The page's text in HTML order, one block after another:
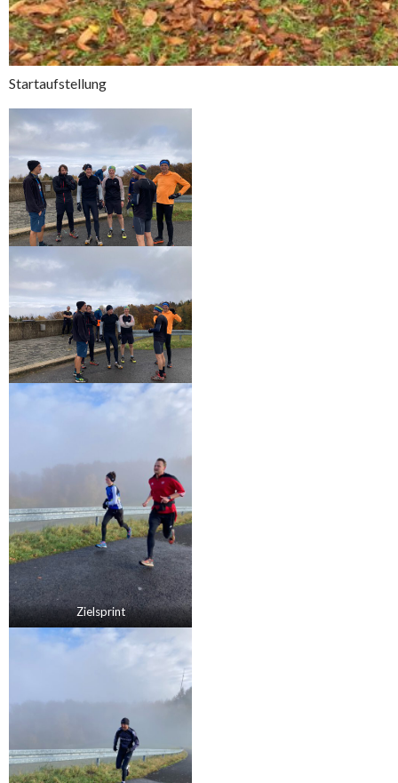
Startaufstellung
Zielsprint